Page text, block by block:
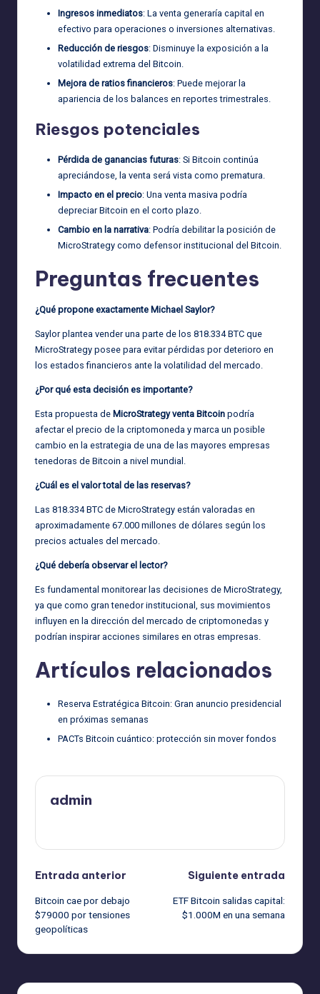
Ingresos inmediatos: La venta generaría capital en
efectivo para operaciones o inversiones alternativas.
Reducción de riesgos: Disminuye la exposición a la
volatilidad extrema del Bitcoin.
Mejora de ratios financieros: Puede mejorar la
apariencia de los balances en reportes trimestrales.
Riesgos potenciales
Pérdida de ganancias futuras: Si Bitcoin continúa
apreciándose, la venta será vista como prematura.
Impacto en el precio: Una venta masiva podría
depreciar Bitcoin en el corto plazo.
Cambio en la narrativa: Podría debilitar la posición de
MicroStrategy como defensor institucional del Bitcoin.
Preguntas frecuentes
¿Qué propone exactamente Michael Saylor?
Saylor plantea vender una parte de los 818.334 BTC que
MicroStrategy posee para evitar pérdidas por deterioro en
los estados financieros ante la volatilidad del mercado.
¿Por qué esta decisión es importante?
Esta propuesta de MicroStrategy venta Bitcoin podría
afectar el precio de la criptomoneda y marca un posible
cambio en la estrategia de una de las mayores empresas
tenedoras de Bitcoin a nivel mundial.
¿Cuál es el valor total de las reservas?
Las 818.334 BTC de MicroStrategy están valoradas en
aproximadamente 67.000 millones de dólares según los
precios actuales del mercado.
¿Qué debería observar el lector?
Es fundamental monitorear las decisiones de MicroStrategy,
ya que como gran tenedor institucional, sus movimientos
influyen en la dirección del mercado de criptomonedas y
podrían inspirar acciones similares en otras empresas.
Artículos relacionados
Reserva Estratégica Bitcoin: Gran anuncio presidencial
en próximas semanas
PACTs Bitcoin cuántico: protección sin mover fondos
admin
Navegación
de
entradas
Entrada anterior
Bitcoin cae por debajo
$79000 por tensiones
geopolíticas
Siguiente entrada
ETF Bitcoin salidas capital:
$1.000M en una semana